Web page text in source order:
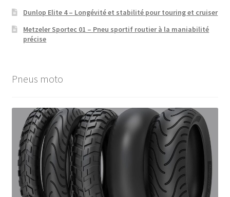
Dunlop Elite 4 – Longévité et stabilité pour touring et cruiser
Metzeler Sportec 01 – Pneu sportif routier à la maniabilité
précise
Pneus moto